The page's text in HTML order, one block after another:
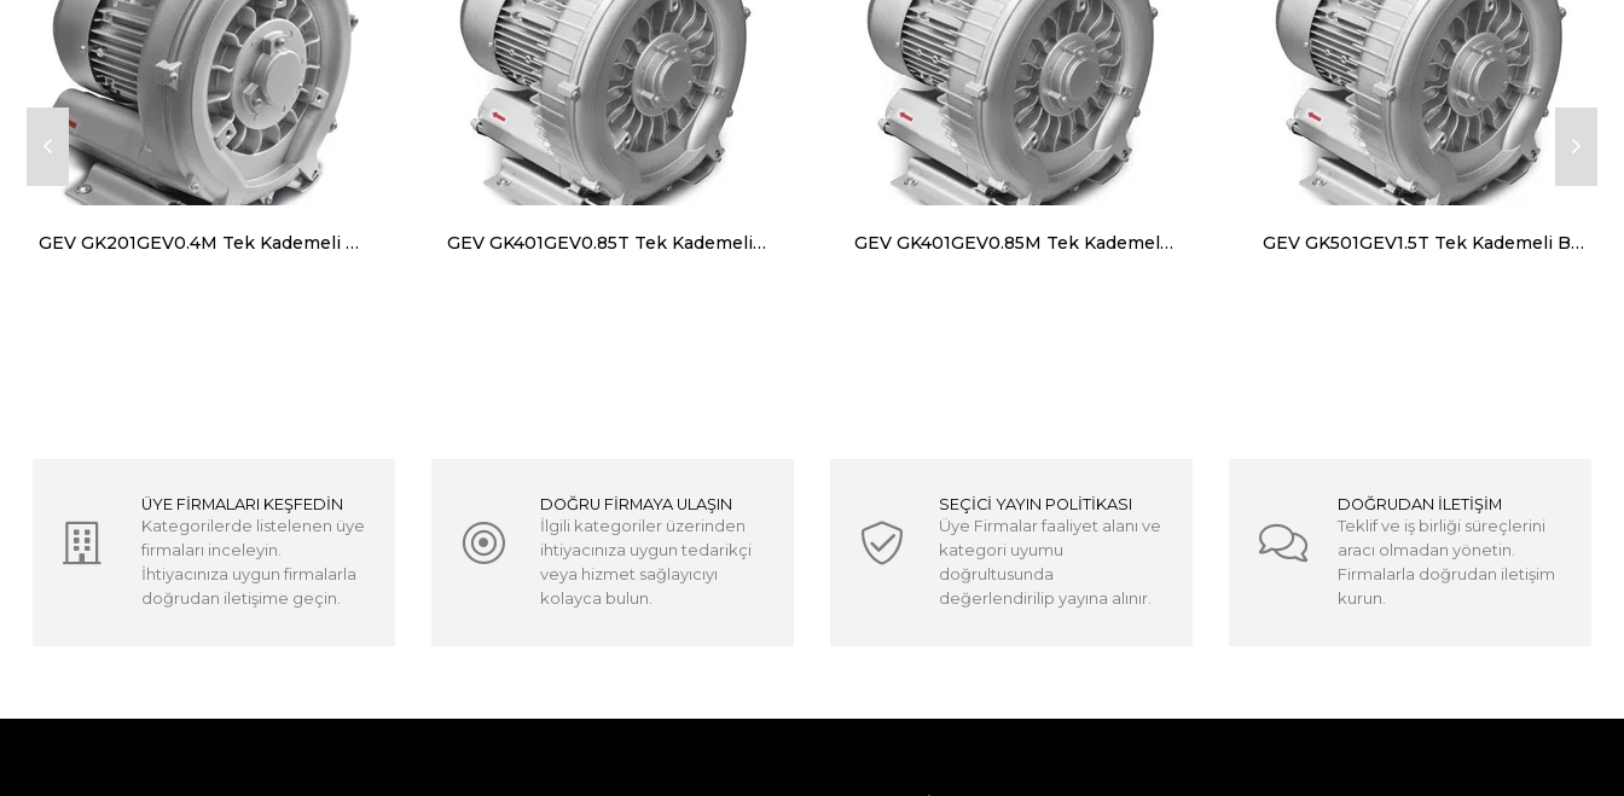
GEV GK201GEV0.4M Tek Kademeli Blower Monofaze(220V) 0,4 kW 80 m³/h GEV GK401GEV0.85T Tek Kademeli Blower Trifaze(380V) 0.85 kW 145 m³/h GEV GK401GEV0.85M Tek Kademeli Blower Monofaze(220V) 0.85 kW 145 m³/h GEV GK501GEV1.5T Tek Kademeli Blower Trifaze(380V) 1.6 kW 210 m³/h
ÜYE FİRMALARI KEŞFEDİN
Kategorilerde listelenen üye
firmaları inceleyin.
İhtiyacınıza uygun firmalarla
doğrudan iletişime geçin.
DOĞRU FİRMAYA ULAŞIN
İlgili kategoriler üzerinden
ihtiyacınıza uygun tedarikçi
veya hizmet sağlayıcıyı
kolayca bulun.
SEÇİCİ YAYIN POLİTİKASI
Üye Firmalar faaliyet alanı ve
kategori uyumu
doğrultusunda
değerlendirilip yayına alınır.
DOĞRUDAN İLETİŞİM
Teklif ve iş birliği süreçlerini
aracı olmadan yönetin.
Firmalarla doğrudan iletişim
kurun.